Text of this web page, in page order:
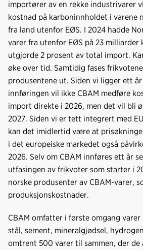
importører av en rekke industrivarer
kostnad på karboninnholdet i varene
fra land utenfor EØS. I 2024 hadde
varer fra utenfor EØS på 23 milliarder
utgjorde 2 prosent av total import.
øke over tid. Samtidig fases
produsentene ut. Siden vi ligger ett
innføringen vil ikke CBAM medføre
import direkte i 2026, men det vil bli
2027. Siden vi er tett integrert med
kan det imidlertid være at
i det europeiske markedet også
2026. Selv om CBAM innføres ett år
utfasingen av frikvoter som starter i
norske produsenter av CBAM-varer,
produksjonskostnader.
CBAM omfatter i første omgang
stål, sement, mineralgjødsel,
omtrent 500 varer til sammen, der de